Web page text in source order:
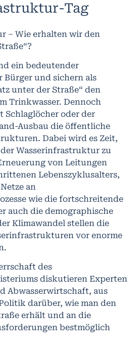
Tag
– Wie erhalten wir den
ein bedeutender
Bürger und sichern als
unter der Straße“ den
Trinkwasser. Dennoch
Schlaglöcher oder der
Ausbau die öffentliche
Dabei wird es Zeit,
Wasserinfrastruktur zu
von Leitungen
Lebenszyklusalters,
an
wie die fortschreitende
auch die demographische
Klimawandel stellen die
vor enorme
des
diskutieren Experten
Abwasserwirtschaft, aus
darüber, wie man den
erhält und an die
bestmöglich